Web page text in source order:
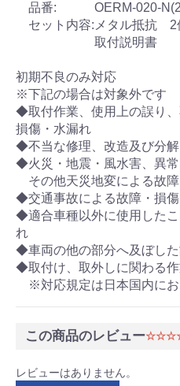
品番: OERM-020-
セット内容:メタル抵抗 2
取付説明書
初期不良のみ対応
※下記の場合は対象外です
◆取付作業、使用上の誤り、
損傷・水漏れ
◆不当な修理、改造及び分
◆火災・地震・風水害、異常
その他天災地変による故
◆交通事故による故障・損
◆適合車種以外に使用した
れ
◆車両の他の部分へ及ぼし
◆取付け、取外しに関わる
※対応規定は日本国内にお
この商品のレビュー
レビューはありません。